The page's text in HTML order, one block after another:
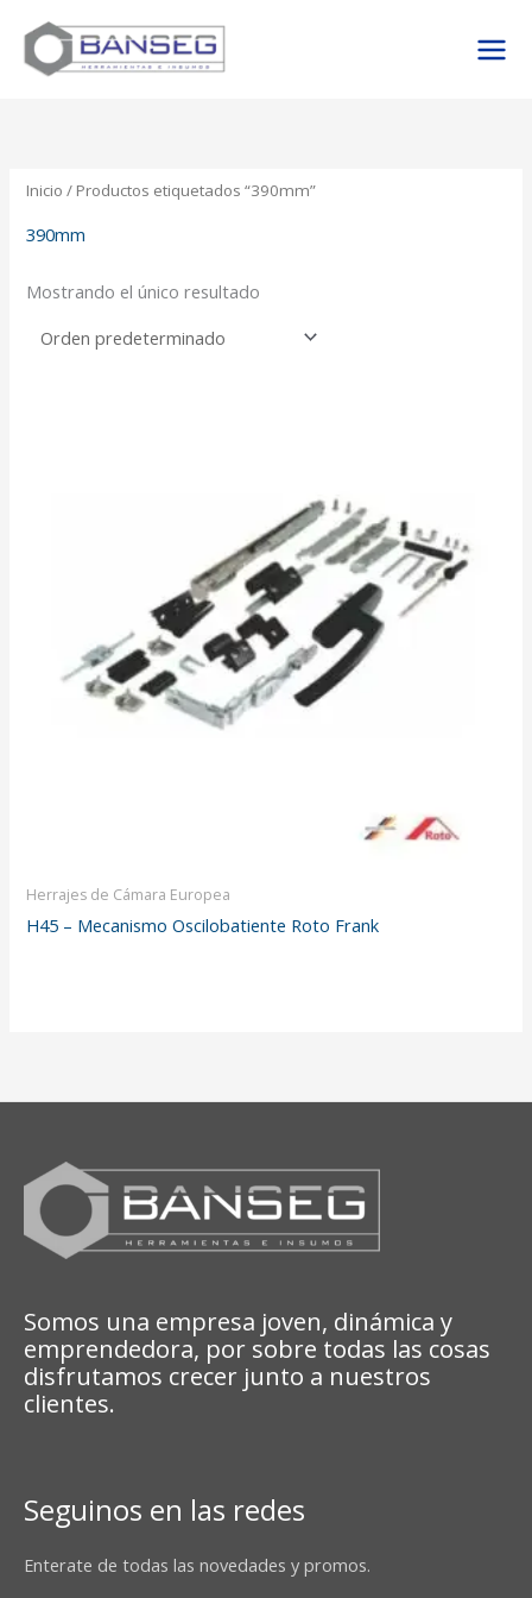
contenido
Inicio / Productos etiquetados “390mm”
390mm
Mostrando el único resultado
Herrajes de Cámara Europea
H45 – Mecanismo Oscilobatiente Roto Frank
Somos una empresa joven, dinámica y
emprendedora, por sobre todas las cosas
disfrutamos crecer junto a nuestros
clientes.
Seguinos en las redes
Enterate de todas las novedades y promos.